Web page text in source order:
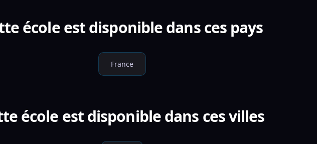
école est disponible dans ces pays
France
école est disponible dans ces villes